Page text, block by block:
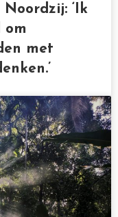
‘Ik
om
met